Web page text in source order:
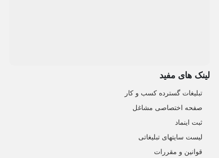
لینک های مفید
تبلیغات گسترده کسب و کار
صفحه اختصاصی مشاغل
ثبت اینماد
لیست سایتهای تبلیغاتی
قوانین و مقررات